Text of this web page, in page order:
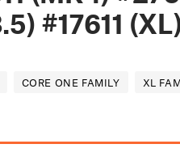
#17611
CORE ONE FAMILY XL